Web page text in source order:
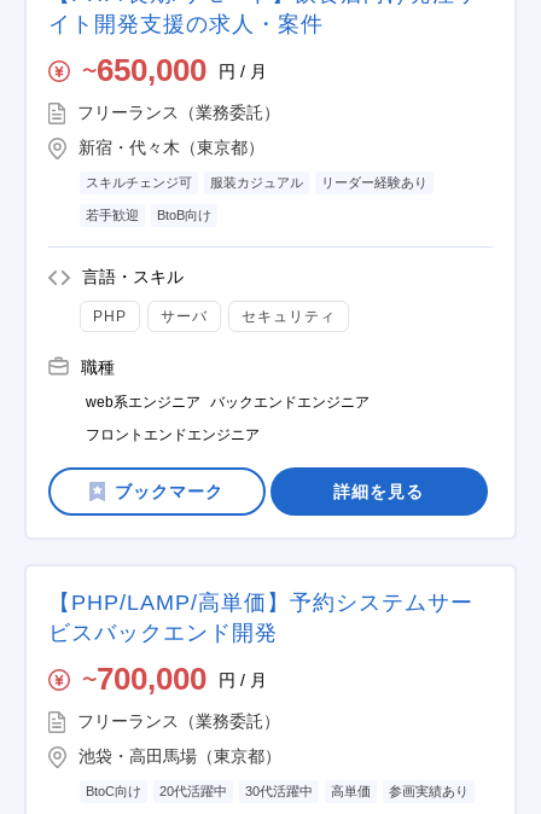
イト開発支援の求人・案件
〜650,000 円 / 月
フリーランス（業務委託）
新宿・代々木（東京都）
スキルチェンジ可 服装カジュアル リーダー経験あり
若手歓迎 BtoB向け
言語・スキル
PHP サーバ セキュリティ
職種
web系エンジニア
バックエンドエンジニア
フロントエンドエンジニア
詳細を見る
【PHP/LAMP/高単価】予約システムサー
ビスバックエンド開発
〜700,000 円 / 月
フリーランス（業務委託）
池袋・高田馬場（東京都）
BtoC向け 20代活躍中 30代活躍中 高単価 参画実績あり